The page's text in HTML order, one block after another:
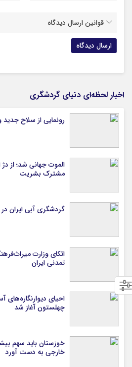
قوانین ارسال دیدگاه
اخبار لحظه‌ای دنیای گردشگری
رونمایی از سلاح
الموت جهانی شد؛ از دژ
مشترک بشریت
گردشگری آبی ایران
اتکای وزارت
تمدنی ایران
احیای
چهلستون آغاز شد
خوزستان باید سهم
خارجی به دست آورد